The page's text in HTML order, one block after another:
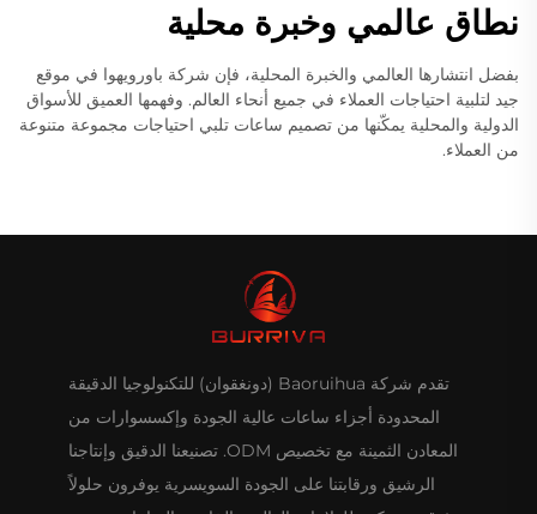
نطاق عالمي وخبرة محلية
بفضل انتشارها العالمي والخبرة المحلية، فإن شركة باورويهوا في موقع
جيد لتلبية احتياجات العملاء في جميع أنحاء العالم. وفهمها العميق للأسواق
الدولية والمحلية يمكّنها من تصميم ساعات تلبي احتياجات مجموعة متنوعة
من العملاء.
تقدم شركة Baoruihua (دونغقوان) للتكنولوجيا الدقيقة
المحدودة أجزاء ساعات عالية الجودة وإكسسوارات من
المعادن الثمينة مع تخصيص ODM. تصنيعنا الدقيق وإنتاجنا
الرشيق ورقابتنا على الجودة السويسرية يوفرون حلولاً